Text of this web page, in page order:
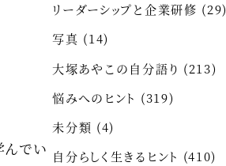
んでい
リーダーシップと企業研修 (29)
写真 (14)
大塚あやこの自分語り (213)
悩みへのヒント (319)
未分類 (4)
自分らしく生きるヒント (410)